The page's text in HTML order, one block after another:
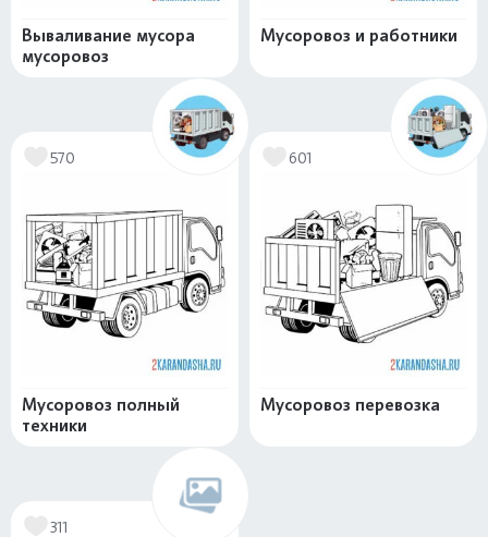
Вываливание мусора
мусоровоз
Мусоровоз и работники
570
Мусоровоз полный
техники
601
Мусоровоз перевозка
311